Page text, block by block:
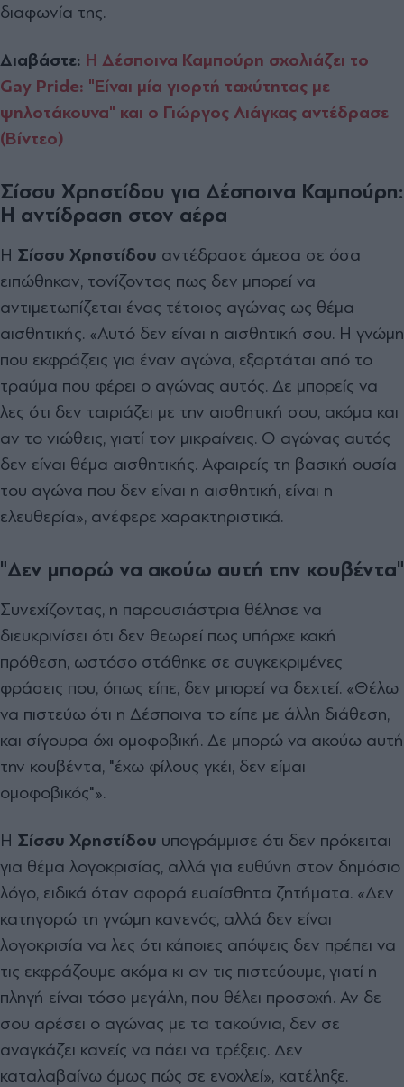
διαφωνία της.
Διαβάστε: Η Δέσποινα Καμπούρη σχολιάζει το
Gay Pride: "Είναι μία γιορτή ταχύτητας με
ψηλοτάκουνα" και ο Γιώργος Λιάγκας αντέδρασε
(Βίντεο)
Σίσσυ Χρηστίδου για Δέσποινα Καμπούρη:
Η αντίδραση στον αέρα
Η Σίσσυ Χρηστίδου αντέδρασε άμεσα σε όσα
ειπώθηκαν, τονίζοντας πως δεν μπορεί να
αντιμετωπίζεται ένας τέτοιος αγώνας ως θέμα
αισθητικής. «Αυτό δεν είναι η αισθητική σου. Η γνώμη
που εκφράζεις για έναν αγώνα, εξαρτάται από το
τραύμα που φέρει ο αγώνας αυτός. Δε μπορείς να
λες ότι δεν ταιριάζει με την αισθητική σου, ακόμα και
αν το νιώθεις, γιατί τον μικραίνεις. Ο αγώνας αυτός
δεν είναι θέμα αισθητικής. Αφαιρείς τη βασική ουσία
του αγώνα που δεν είναι η αισθητική, είναι η
ελευθερία», ανέφερε χαρακτηριστικά.
"Δεν μπορώ να ακούω αυτή την κουβέντα"
Συνεχίζοντας, η παρουσιάστρια θέλησε να
διευκρινίσει ότι δεν θεωρεί πως υπήρχε κακή
πρόθεση, ωστόσο στάθηκε σε συγκεκριμένες
φράσεις που, όπως είπε, δεν μπορεί να δεχτεί. «Θέλω
να πιστεύω ότι η Δέσποινα το είπε με άλλη διάθεση,
και σίγουρα όχι ομοφοβική. Δε μπορώ να ακούω αυτή
την κουβέντα, "έχω φίλους γκέι, δεν είμαι
ομοφοβικός"».
Η Σίσσυ Χρηστίδου υπογράμμισε ότι δεν πρόκειται
για θέμα λογοκρισίας, αλλά για ευθύνη στον δημόσιο
λόγο, ειδικά όταν αφορά ευαίσθητα ζητήματα. «Δεν
κατηγορώ τη γνώμη κανενός, αλλά δεν είναι
λογοκρισία να λες ότι κάποιες απόψεις δεν πρέπει να
τις εκφράζουμε ακόμα κι αν τις πιστεύουμε, γιατί η
πληγή είναι τόσο μεγάλη, που θέλει προσοχή. Αν δε
σου αρέσει ο αγώνας με τα τακούνια, δεν σε
αναγκάζει κανείς να πάει να τρέξεις. Δεν
καταλαβαίνω όμως πώς σε ενοχλεί», κατέληξε.